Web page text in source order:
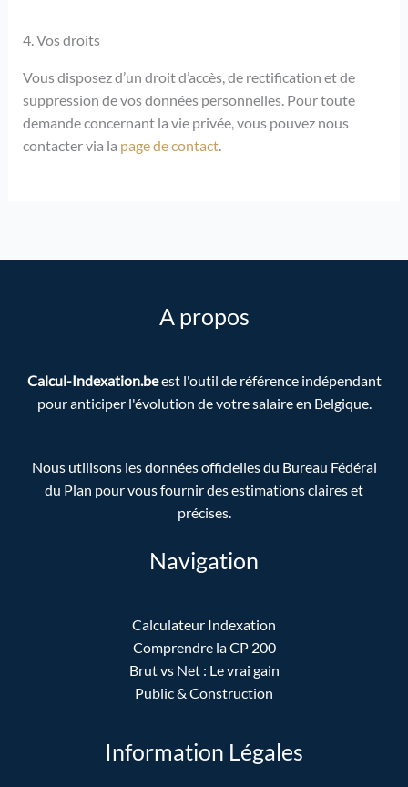
4. Vos droits
Vous disposez d’un droit d’accès, de rectification et de
suppression de vos données personnelles. Pour toute
demande concernant la vie privée, vous pouvez nous
contacter via la page de contact.
A propos
Calcul-Indexation.beest l'outil de référence indépendant
pour anticiper l'évolution de votre salaire en Belgique.
Nous utilisons les données officielles du Bureau Fédéral
du Plan pour vous fournir des estimations claires et
précises.
Navigation
Calculateur Indexation
Comprendre la CP 200
Brut vs Net : Le vrai gain
Public & Construction
Information Légales